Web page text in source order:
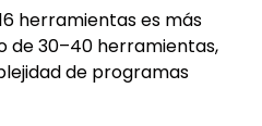
herramientas es más
de 30–40 herramientas,
de programas